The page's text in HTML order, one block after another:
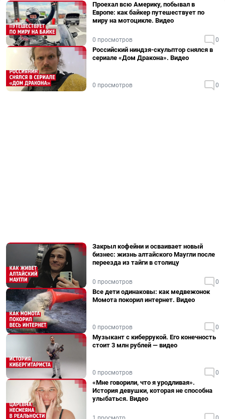
Проехал всю Америку, побывал в
Европе: как байкер путешествует по
миру на мотоцикле. Видео
0 просмотров 0
Российский ниндзя-скульптор снялся в
сериале «Дом Дракона». Видео
0 просмотров 0
Закрыл кофейни и осваивает новый
бизнес: жизнь алтайского Маугли после
переезда из тайги в столицу
0 просмотров 0
Все дети одинаковы: как медвежонок
Момота покорил интернет. Видео
0 просмотров 0
Музыкант с киберрукой. Его конечность
стоит 3 млн рублей — видео
0 просмотров 0
«Мне говорили, что я уродливая».
История девушки, которая не способна
улыбаться. Видео